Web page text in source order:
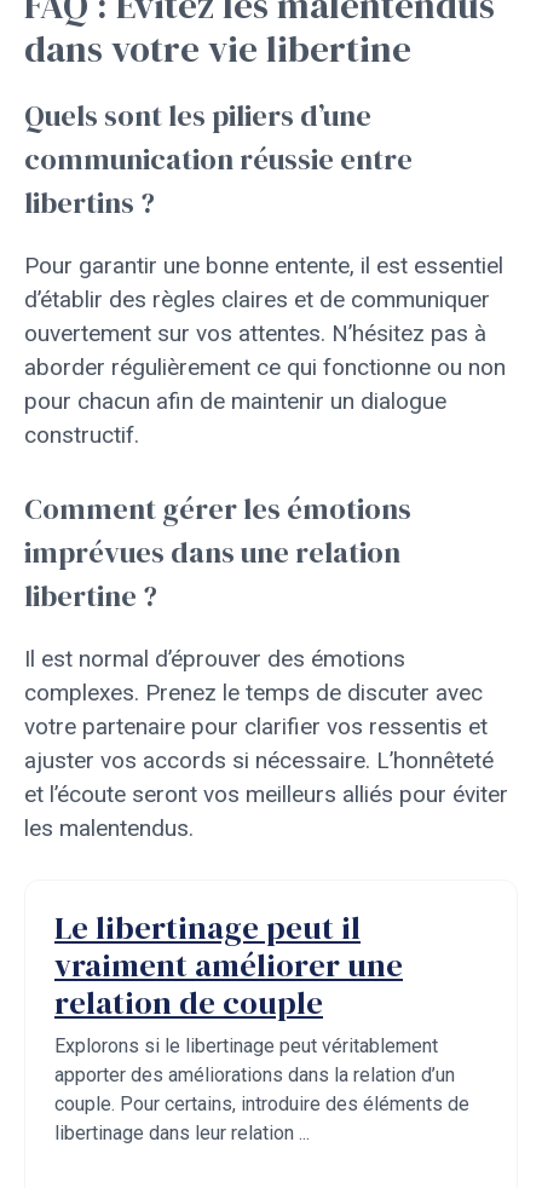
dans votre vie libertine
Quels sont les piliers d’une
communication réussie entre
libertins ?
Pour garantir une bonne entente, il est essentiel
d’établir des règles claires et de communiquer
ouvertement sur vos attentes. N’hésitez pas à
aborder régulièrement ce qui fonctionne ou non
pour chacun afin de maintenir un dialogue
constructif.
Comment gérer les émotions
imprévues dans une relation
libertine ?
Il est normal d’éprouver des émotions
complexes. Prenez le temps de discuter avec
votre partenaire pour clarifier vos ressentis et
ajuster vos accords si nécessaire. L’honnêteté
et l’écoute seront vos meilleurs alliés pour éviter
les malentendus.
Le libertinage peut il
vraiment améliorer une
relation de couple
Explorons si le libertinage peut véritablement
apporter des améliorations dans la relation d’un
couple. Pour certains, introduire des éléments de
libertinage dans leur relation ...